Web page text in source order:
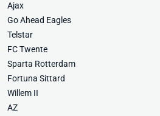
Ajax
Go Ahead Eagles
Telstar
FC Twente
Sparta Rotterdam
Fortuna Sittard
Willem II
AZ